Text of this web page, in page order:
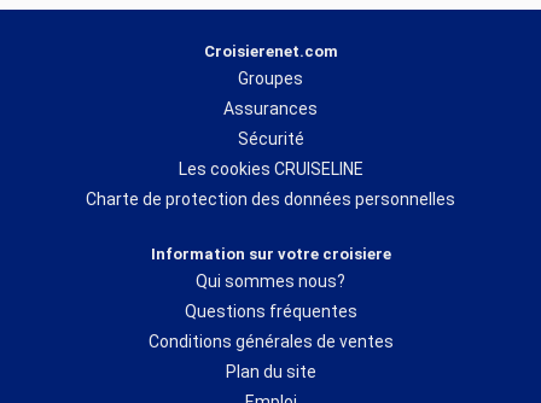
Croisierenet.com
Groupes
Assurances
Sécurité
Les cookies CRUISELINE
Charte de protection des données personnelles
Information sur votre croisiere
Qui sommes nous?
Questions fréquentes
Conditions générales de ventes
Plan du site